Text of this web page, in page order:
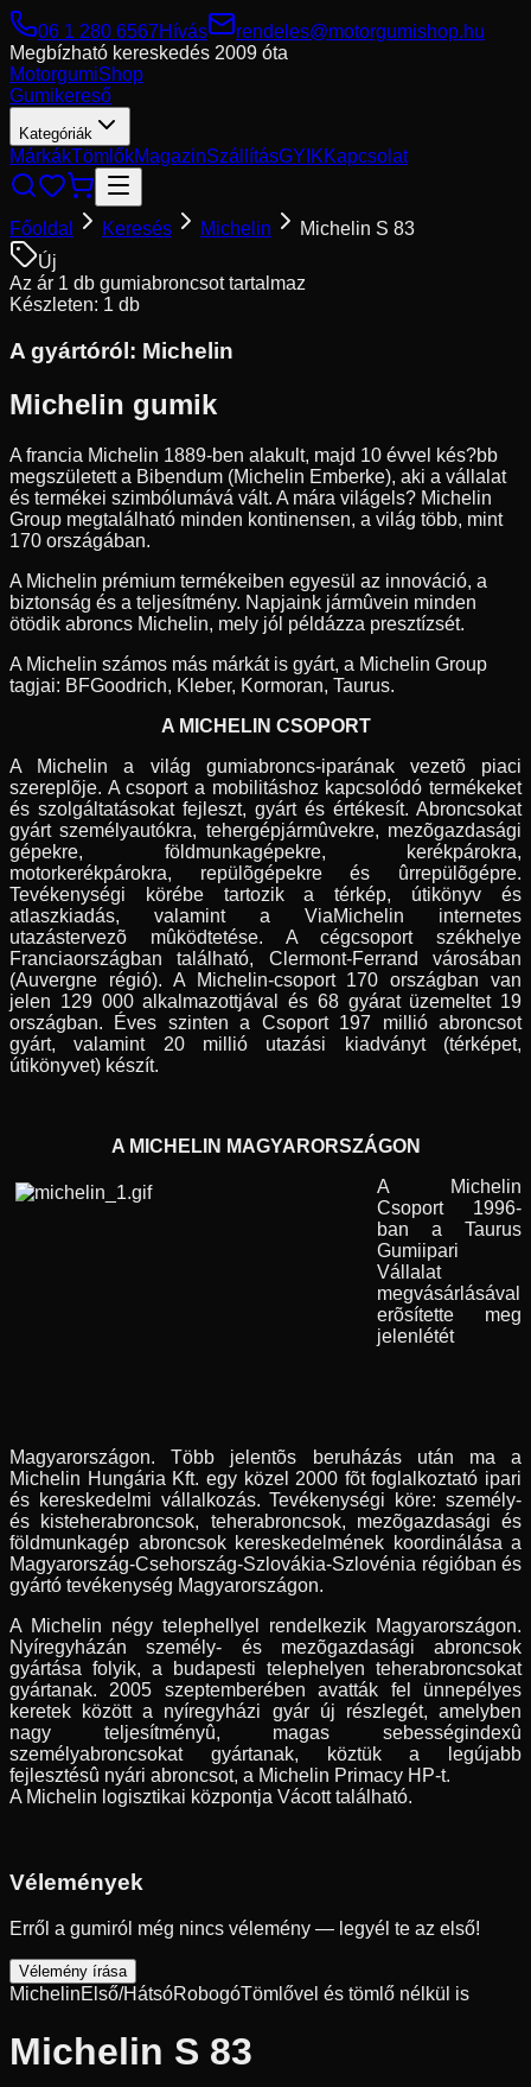
06 1 280 6567Hívás
rendeles@motorgumishop.hu
Megbízható kereskedés 2009 óta
MotorgumiShop
Gumikereső
Kategóriák
MárkákTömlőkMagazinSzállításGYIKKapcsolat
Főoldal Keresés Michelin
Michelin S 83
Új
Az ár 1 db gumiabroncsot tartalmaz
Készleten: 1 db
A gyártóról: Michelin
Michelin gumik
A francia Michelin 1889-ben alakult, majd 10 évvel kés?bb
megszületett a Bibendum (Michelin Emberke), aki a vállalat
és termékei szimbólumává vált. A mára világels? Michelin
Group megtalálható minden kontinensen, a világ több, mint
170 országában.
A Michelin prémium termékeiben egyesül az innováció, a
biztonság és a teljesítmény. Napjaink jármûvein minden
ötödik abroncs Michelin, mely jól példázza presztízsét.
A Michelin számos más márkát is gyárt, a Michelin Group
tagjai: BFGoodrich, Kleber, Kormoran, Taurus.
A MICHELIN CSOPORT
A Michelin a világ gumiabroncs-iparának vezetõ piaci
szereplõje. A csoport a mobilitáshoz kapcsolódó termékeket
és szolgáltatásokat fejleszt, gyárt és értékesít. Abroncsokat
gyárt személyautókra, tehergépjármûvekre, mezõgazdasági
gépekre, földmunkagépekre, kerékpárokra,
motorkerékpárokra, repülõgépekre és ûrrepülõgépre.
Tevékenységi körébe tartozik a térkép, útikönyv és
atlaszkiadás, valamint a ViaMichelin internetes
utazástervezõ mûködtetése. A cégcsoport székhelye
Franciaországban található, Clermont-Ferrand városában
(Auvergne régió). A Michelin-csoport 170 országban van
jelen 129 000 alkalmazottjával és 68 gyárat üzemeltet 19
országban. Éves szinten a Csoport 197 millió abroncsot
gyárt, valamint 20 millió utazási kiadványt (térképet,
útikönyvet) készít.
A MICHELIN MAGYARORSZÁGON
A Michelin
Csoport 1996-
ban a Taurus
Gumiipari
Vállalat
megvásárlásával
erõsítette meg
jelenlétét
Magyarországon. Több jelentõs beruházás után ma a
Michelin Hungária Kft. egy közel 2000 fõt foglalkoztató ipari
és kereskedelmi vállalkozás. Tevékenységi köre: személy-
és kisteherabroncsok, teherabroncsok, mezõgazdasági és
földmunkagép abroncsok kereskedelmének koordinálása a
Magyarország-Csehország-Szlovákia-Szlovénia régióban és
gyártó tevékenység Magyarországon.
A Michelin négy telephellyel rendelkezik Magyarországon.
Nyíregyházán személy- és mezõgazdasági abroncsok
gyártása folyik, a budapesti telephelyen teherabroncsokat
gyártanak. 2005 szeptemberében avatták fel ünnepélyes
keretek között a nyíregyházi gyár új részlegét, amelyben
nagy teljesítményû, magas sebességindexû
személyabroncsokat gyártanak, köztük a legújabb
fejlesztésû nyári abroncsot, a Michelin Primacy HP-t.
A Michelin logisztikai központja Vácott található.
Vélemények
Erről a gumiról még nincs vélemény — legyél te az első!
Vélemény írása
MichelinElső/HátsóRobogóTömlővel és tömlő nélkül is
Michelin S 83